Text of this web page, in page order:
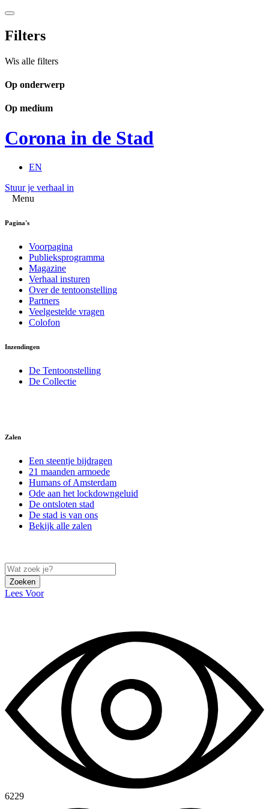
Filters
Wis alle filters
Op onderwerp
Op medium
Corona in de Stad
EN
Stuur je verhaal in
Menu
Pagina's
Voorpagina
Publieksprogramma
Magazine
Verhaal insturen
Over de tentoonstelling
Partners
Veelgestelde vragen
Colofon
Inzendingen
De Tentoonstelling
De Collectie
Zalen
Een steentje bijdragen
21 maanden armoede
Humans of Amsterdam
Ode aan het lockdowngeluid
De ontsloten stad
De stad is van ons
Bekijk alle zalen
Zoeken
Lees Voor
6229